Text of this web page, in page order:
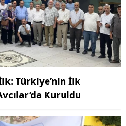
Türkiye’nin İlk
Kuruldu